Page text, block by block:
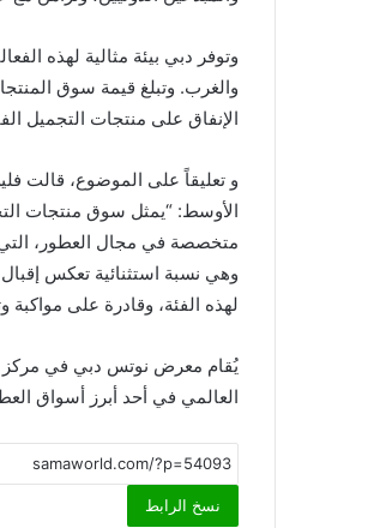
وتوفر دبي بيئة مثالية لهذه
الإنفاق على منتجات التجميل
و تعليقاً على الموضوع، قالت
الأوسط: “يمثل سوق منتجات
وهي نسبة استثنائية تعكس
لهذه الفئة، وقادرة على مواكبة
العالمي في أحد أبرز أسواق
نسخ الرابط